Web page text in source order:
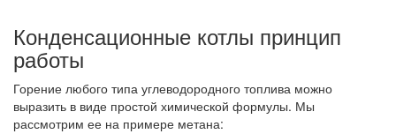
Конденсационные котлы принцип
работы
Горение любого типа углеводородного топлива можно
выразить в виде простой химической формулы. Мы
рассмотрим ее на примере метана: